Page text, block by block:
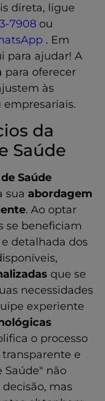
direta, ligue
7908 ou
. Em
para ajudar! A
para oferecer
às
da
Saúde
Saúde
sua abordagem
. Ao optar
se beneficiam
detalhada dos
que se
necessidades
experiente
o processo
e
Saúde" não
mas